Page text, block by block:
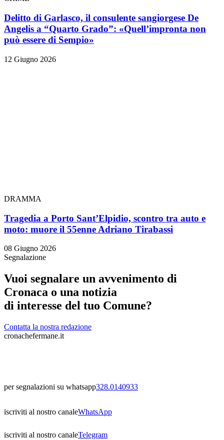
Delitto di Garlasco, il consulente sangiorgese De
Angelis a “Quarto Grado”: «Quell’impronta non
può essere di Sempio»
12 Giugno 2026
DRAMMA
Tragedia a Porto Sant’Elpidio, scontro tra auto e
moto: muore il 55enne Adriano Tirabassi
08 Giugno 2026
Segnalazione
Vuoi segnalare un avvenimento di
Cronaca o una notizia
di interesse del tuo Comune?
Contatta la nostra redazione
cronachefermane.it
per segnalazioni su whatsapp328.0140933
iscriviti al nostro canaleWhatsApp
iscriviti al nostro canaleTelegram